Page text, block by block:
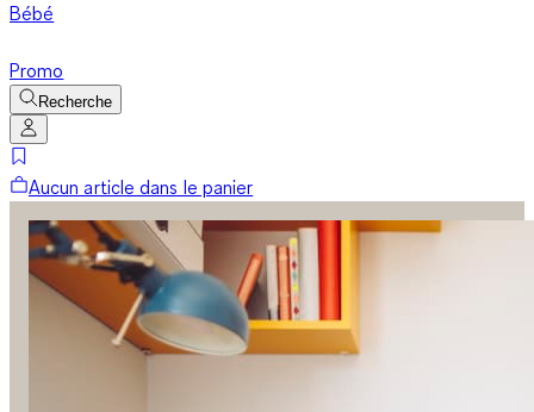
Bébé
Promo
Recherche
Aucun article dans le panier